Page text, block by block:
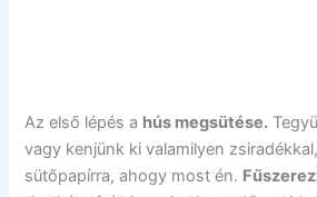
Az első lépés a hús megsütése.
vagy kenjünk ki valamilyen
sütőpapírra, ahogy most én.